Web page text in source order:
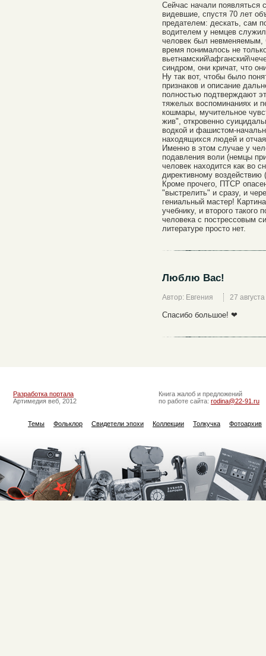
Сейчас начали появляться
видевшие, спустя 70 лет
предателем: дескать, сам
водителем у немцев
человек был невменяемым,
время понималось не
синдром, они кричат, что
Ну так вот, чтобы было
признаков и описание
полностью подтверждают
тяжелых воспоминаниях и
кошмары, мучительное
жив", откровенно
водкой и фашистом-
находящихся людей и
Именно в этом случае у
подавления воли (немцы
человек находится как во
директивному
Кроме прочего, ПТСР
"выстрелить" и сразу, и
гениальный мастер!
учебнику, и второго такого
человека с пострессовым
литературе просто нет.
Люблю Вас!
Автор: Евгения 27
Спасибо большое! ❤
Разработка портала
Артимедия веб, 2012
Книга жалоб и предложений
по работе сайта: rodina@22-91.ru
Темы Фольклор Свидетели эпохи Коллекции Толкучка Фотоархив